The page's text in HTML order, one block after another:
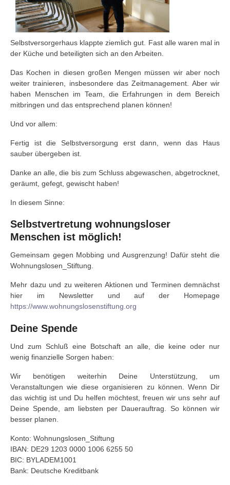
Selbstversorgerhaus klappte ziemlich gut. Fast alle waren mal in
der Küche und beteiligten sich an den Arbeiten.
Das Kochen in diesen großen Mengen müssen wir aber noch
weiter trainieren, insbesondere das Zeitmanagement. Aber wir
haben Menschen im Team, die Erfahrungen in dem Bereich
mitbringen und das entsprechend planen können!
Und vor allem:
Fertig ist die Selbstversorgung erst dann, wenn das Haus
sauber übergeben ist.
Danke an alle, die bis zum Schluss abgewaschen, abgetrocknet,
geräumt, gefegt, gewischt haben!
In diesem Sinne:
Selbstvertretung wohnungsloser
Menschen ist möglich!
Gemeinsam gegen Mobbing und Ausgrenzung! Dafür steht die
Wohnungslosen_Stiftung.
Mehr dazu und zu weiteren Aktionen und Terminen demnächst
hier im Newsletter und auf der Homepage
https://www.wohnungslosenstiftung.org
Deine Spende
Und zum Schluß eine Botschaft an alle, die keine oder nur
wenig finanzielle Sorgen haben:
Wir benötigen weiterhin Deine Unterstützung, um
Veranstaltungen wie diese organisieren zu können. Wenn Dir
das wichtig ist und Du helfen möchtest, freuen wir uns sehr auf
Deine Spende, am liebsten per Dauerauftrag. So können wir
besser planen.
Konto: Wohnungslosen_Stiftung
IBAN: DE29 1203 0000 1006 6255 50
BIC: BYLADEM1001
Bank: Deutsche Kreditbank